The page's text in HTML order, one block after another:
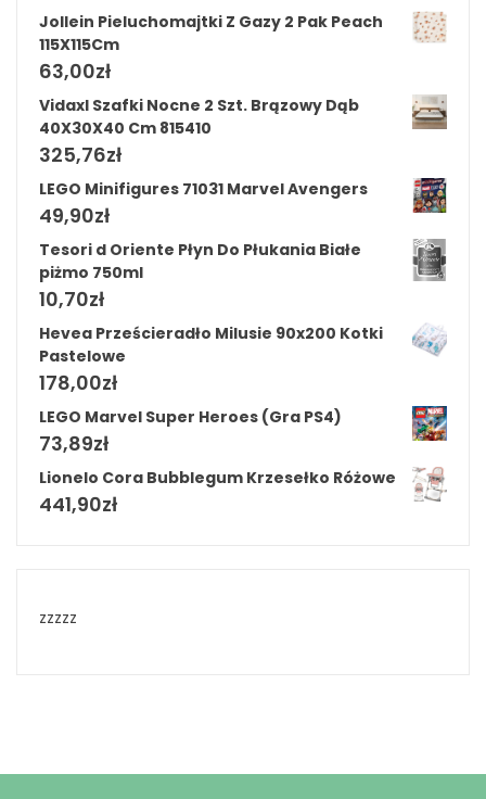
Jollein Pieluchomajtki Z Gazy 2 Pak Peach
115X115Cm
63,00zł
Vidaxl Szafki Nocne 2 Szt. Brązowy Dąb
40X30X40 Cm 815410
325,76zł
LEGO Minifigures 71031 Marvel Avengers
49,90zł
Tesori d Oriente Płyn Do Płukania Białe
piżmo 750ml
10,70zł
Hevea Prześcieradło Milusie 90x200 Kotki
Pastelowe
178,00zł
LEGO Marvel Super Heroes (Gra PS4)
73,89zł
Lionelo Cora Bubblegum Krzesełko Różowe
441,90zł
zzzzz